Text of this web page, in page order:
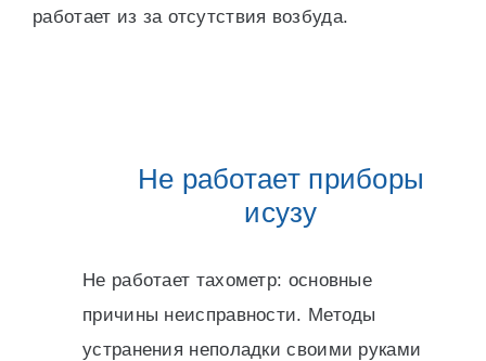
работает из за отсутствия возбуда.
Не работает приборы
исузу
Не работает тахометр: основные
причины неисправности. Методы
устранения неполадки своими руками